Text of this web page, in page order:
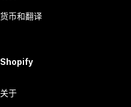
货币和翻译
Shopify
关于